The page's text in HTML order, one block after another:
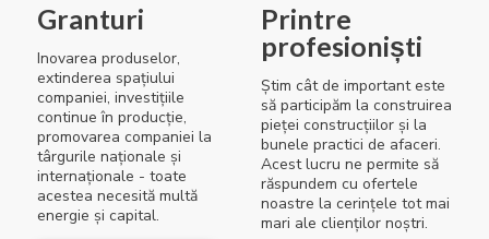
Granturi
Inovarea produselor,
extinderea spațiului
companiei, investițiile
continue în producție,
promovarea companiei la
târgurile naționale și
internaționale - toate
acestea necesită multă
energie și capital.
Printre
profesioniști
Știm cât de important este
să participăm la construirea
pieței construcțiilor și la
bunele practici de afaceri.
Acest lucru ne permite să
răspundem cu ofertele
noastre la cerințele tot mai
mari ale clienților noștri.